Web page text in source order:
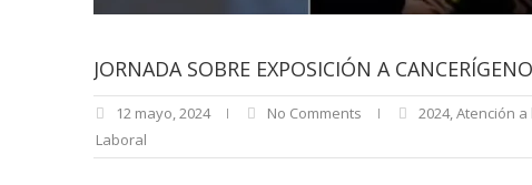
JORNADA SOBRE EXPOSICIÓN A
12 mayo, 2024 No Comments 2024,Atención a
Laboral